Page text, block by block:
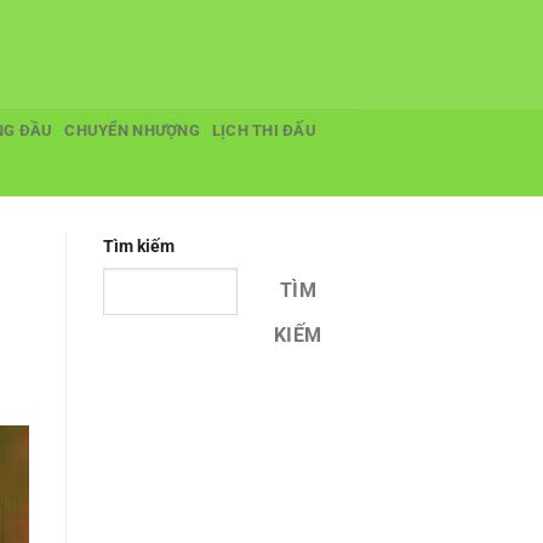
ĐẦU CHUYỂN NHƯỢNG LỊCH THI ĐẤU
Tìm kiếm
TÌM
KIẾM